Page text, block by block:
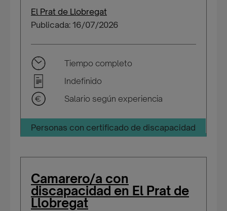
El Prat de Llobregat
Publicada: 16/07/2026
Tiempo completo
Indefinido
Salario según experiencia
Personas con certificado de discapacidad
Camarero/a con
discapacidad en El Prat de
Llobregat